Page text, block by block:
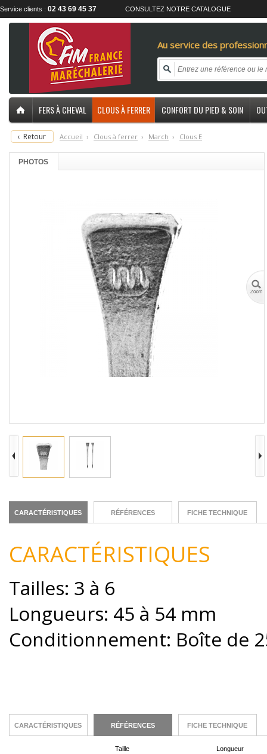
Service clients : 02 43 69 45 37 CONSULTEZ NOTRE CATALOGUE
Au service des
FERS À CHEVAL CLOUS À FERRER CONFORT DU PIED & SOIN
‹ Retour Accueil › Clous à ferrer › March › Clous E
PHOTOS
CARACTÉRISTIQUES RÉFÉRENCES FICHE TECHNIQUE
CARACTÉRISTIQUES
Tailles: 3 à 6
Longueurs: 45 à 54 mm
Conditionnement: Boîte de
CARACTÉRISTIQUES RÉFÉRENCES FICHE TECHNIQUE
Taille Longueur